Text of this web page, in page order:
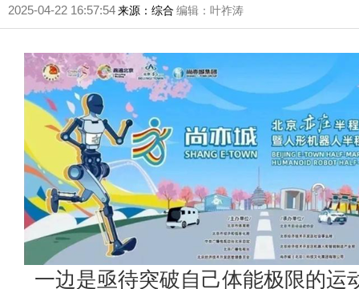
2025-04-22 16:57:54来源：综合 编辑：叶祚涛
一边是亟待突破自己体能极限的运